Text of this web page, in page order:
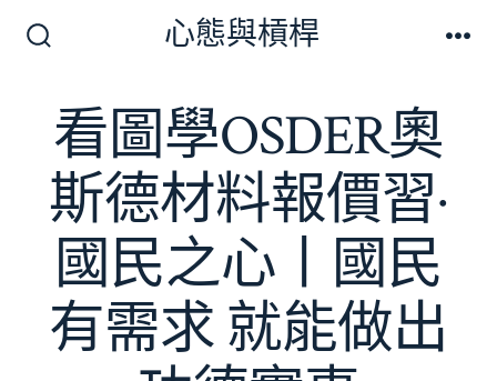
切
換
開
關
心態與槓桿
看圖學OSDER奧
斯德材料報價習·
國民之心丨國民
有需求 就能做出